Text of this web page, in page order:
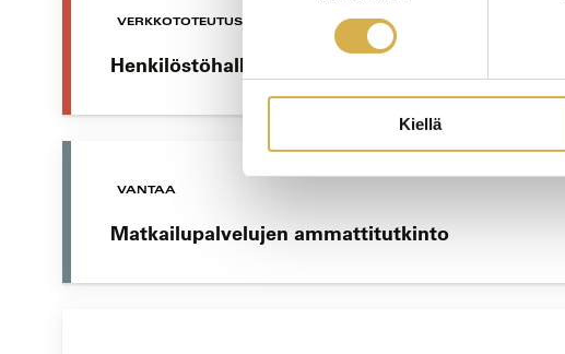
Kiellä
VERKKOTOTEUTUS
Henkilöstöhallinnon osaamisala |
VANTAA
Matkailupalvelujen ammattitutkinto